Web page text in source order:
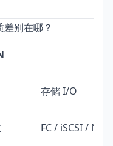
别在哪？
存储 I/O
FC / iSCSI /